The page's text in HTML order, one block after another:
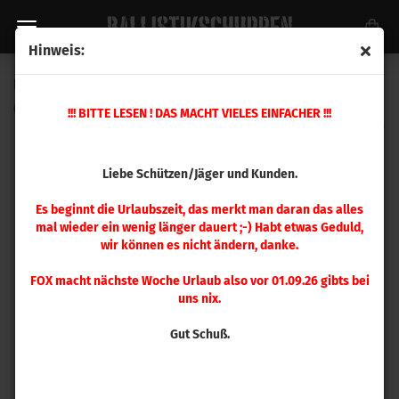
Hinweis:
!!! BITTE LESEN ! DAS MACHT VIELES EINFACHER !!!
Liebe Schützen/Jäger und Kunden.
Es beginnt die Urlaubszeit, das merkt man daran das alles
mal wieder ein wenig länger dauert ;-) Habt etwas Geduld,
wir können es nicht ändern, danke.
FOX macht nächste Woche Urlaub also vor 01.09.26 gibts bei
uns nix.
Gut Schuß.
8198981981)